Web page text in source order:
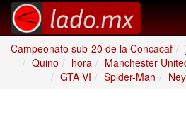
Campeonato sub-20 de la Concacaf
Quino
hora Manchester
GTA VI
Spider-Man